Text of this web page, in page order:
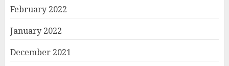
February 2022
January 2022
December 2021